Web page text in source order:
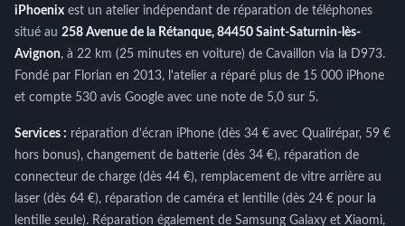
iPhoenix est un atelier indépendant de réparation de téléphones
situé au 258 Avenue de la Rétanque, 84450 Saint-Saturnin-lès-
Avignon, à 22 km (25 minutes en voiture) de Cavaillon via la D973.
Fondé par Florian en 2013, l'atelier a réparé plus de 15 000 iPhone
et compte 530 avis Google avec une note de 5,0 sur 5.
Services : réparation d'écran iPhone (dès 34 € avec Qualirépar, 59 €
hors bonus), changement de batterie (dès 34 €), réparation de
connecteur de charge (dès 44 €), remplacement de vitre arrière au
laser (dès 64 €), réparation de caméra et lentille (dès 24 € pour la
lentille seule). Réparation également de Samsung Galaxy et Xiaomi,